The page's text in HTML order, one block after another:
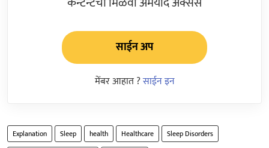
साईन अप
मेंबर आहात ?साईन इन
Explanation Sleep health Healthcare
Sleep Disorders